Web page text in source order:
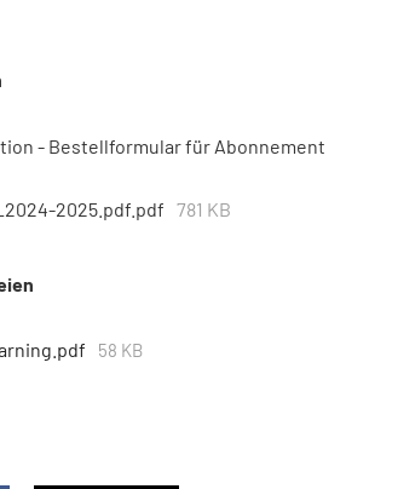
- Bestellformular für Abonnement
2025.pdf.pdf 781 KB
58 KB